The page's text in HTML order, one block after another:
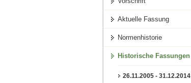
Aktuelle Fassung
Normenhistorie
Historische Fassungen
26.11.2005 - 31.12.2014